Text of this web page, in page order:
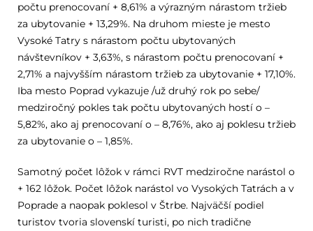
počtu prenocovaní + 8,61% a výrazným nárastom tržieb
za ubytovanie + 13,29%. Na druhom mieste je mesto
Vysoké Tatry s nárastom počtu ubytovaných
návštevníkov + 3,63%, s nárastom počtu prenocovaní +
2,71% a najvyšším nárastom tržieb za ubytovanie + 17,10%.
Iba mesto Poprad vykazuje /už druhý rok po sebe/
medziročný pokles tak počtu ubytovaných hostí o –
5,82%, ako aj prenocovaní o – 8,76%, ako aj poklesu tržieb
za ubytovanie o – 1,85%.
Samotný počet lôžok v rámci RVT medziročne narástol o
+ 162 lôžok. Počet lôžok narástol vo Vysokých Tatrách a v
Poprade a naopak poklesol v Štrbe. Najväčší podiel
turistov tvoria slovenskí turisti, po nich tradične